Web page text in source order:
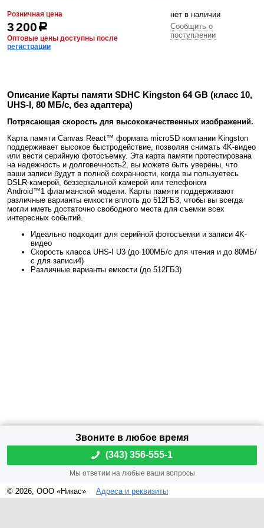
Розничная цена
3 200р
Оптовые цены доступны после
регистрации
нет в наличии
Сообщить о
поступлении
Описание Карты памяти SDHC Kingston 64 GB (класс 10,
UHS-I, 80 МБ/с, без адаптера)
Потрясающая скорость для высококачественных изображений.
Карта памяти Canvas React™ формата microSD компании Kingston
поддерживает высокое быстродействие, позволяя снимать 4K-видео
или вести серийную фотосъемку. Эта карта памяти протестирована
на надежность и долговечность2, вы можете быть уверены, что
ваши записи будут в полной сохранности, когда вы пользуетесь
DSLR-камерой, беззеркальной камерой или телефоном
Android™1 флагманской модели. Карты памяти поддерживают
различные варианты емкости вплоть до 512ГБ3, чтобы вы всегда
могли иметь достаточно свободного места для съемки всех
интересных событий.
Идеально подходит для серийной фотосъемки и записи 4K-
видео
Скорость класса UHS-I U3 (до 100МБ/с для чтения и до 80МБ/
с для записи4)
Различные варианты емкости (до 512ГБ3)
© 2026, ООО «Никас» Адреса и реквизиты
(343) 356-555-1